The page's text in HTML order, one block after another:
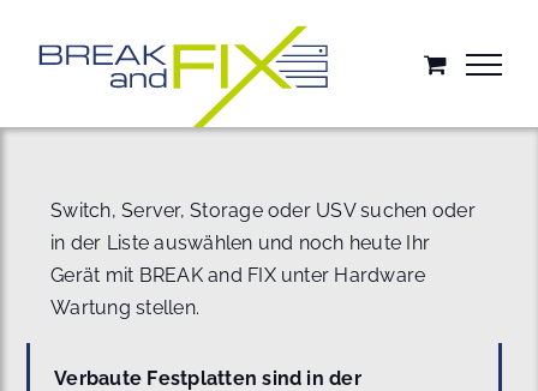
springen
Switch, Server, Storage oder USV suchen oder
in der Liste auswählen und noch heute Ihr
Gerät mit BREAK and FIX unter Hardware
Wartung stellen.
Verbaute Festplatten sind in der